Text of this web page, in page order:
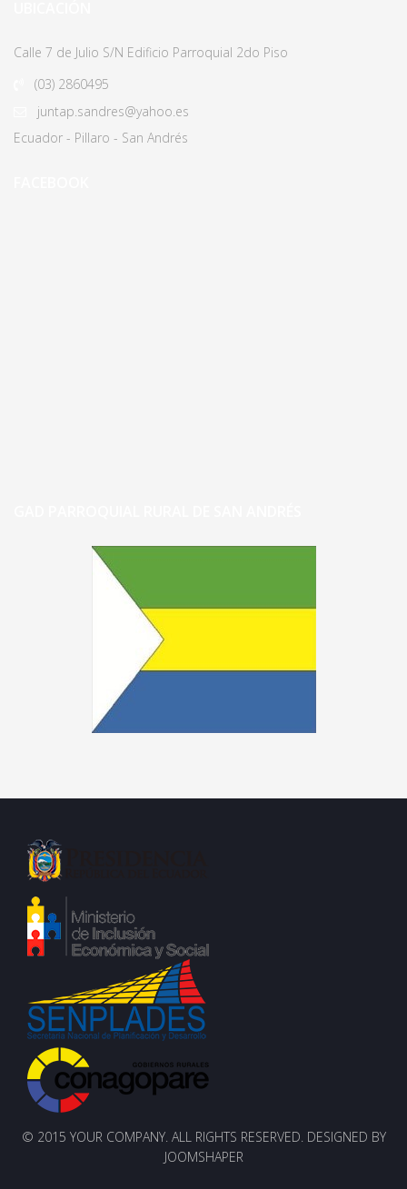
Calle 7 de Julio S/N Edificio Parroquial 2do Piso
(03) 2860495
juntap.sandres@yahoo.es
Ecuador - Pillaro - San Andrés
© 2015 YOUR COMPANY. ALL RIGHTS RESERVED. DESIGNED BY
JOOMSHAPER